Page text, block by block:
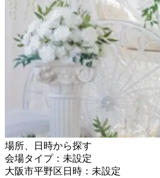
場所、日時から探す
会場タイプ：未設定
大阪市平野区日時：未設定